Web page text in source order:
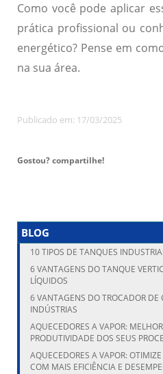
Como você pode aplicar
prática profissional ou
energético? Pense em
na sua área.
Publicado em: 17/03/2025
Gostou? compartilhe!
BLOG
10 TIPOS DE TANQUES
6 VANTAGENS DO TANQUE
LÍQUIDOS
6 VANTAGENS DO TROCADOR DE
INDÚSTRIAS
AQUECEDORES A VAPOR:
PRODUTIVIDADE DOS SEUS
AQUECEDORES A VAPOR:
COM MAIS EFICIÊNCIA E